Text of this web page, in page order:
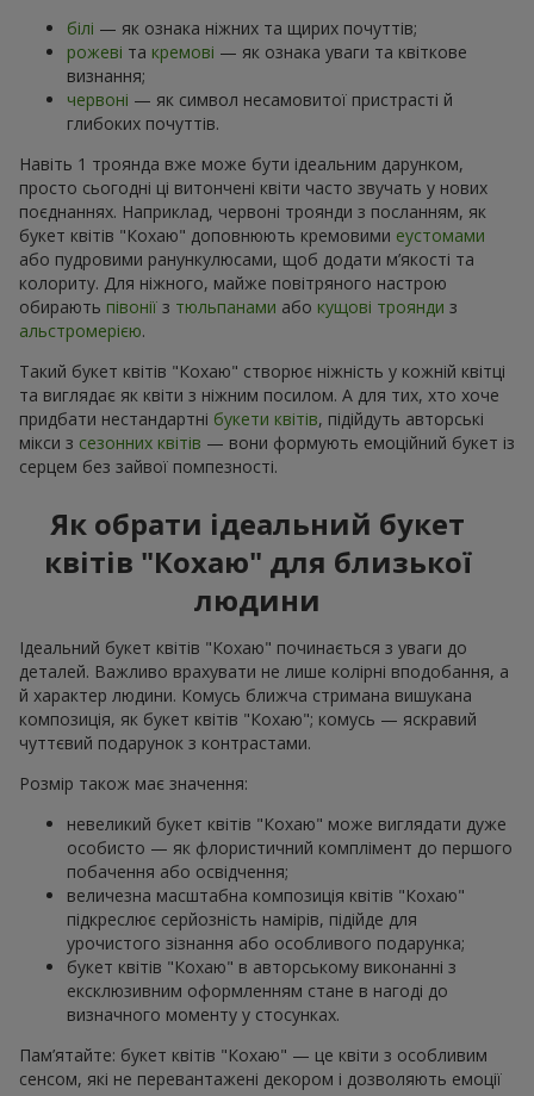
білі — як ознака ніжних та щирих почуттів;
рожеві та кремові — як ознака уваги та квіткове
визнання;
червоні — як символ несамовитої пристрасті й
глибоких почуттів.
Навіть 1 троянда вже може бути ідеальним дарунком,
просто сьогодні ці витончені квіти часто звучать у нових
поєднаннях. Наприклад, червоні троянди з посланням, як
букет квітів "Кохаю" доповнюють кремовими еустомами
або пудровими ранункулюсами, щоб додати м’якості та
колориту. Для ніжного, майже повітряного настрою
обирають півонії з тюльпанами або кущові троянди з
альстромерією.
Такий букет квітів "Кохаю" створює ніжність у кожній квітці
та виглядає як квіти з ніжним посилом. А для тих, хто хоче
придбати нестандартні букети квітів, підійдуть авторські
мікси з сезонних квітів — вони формують емоційний букет із
серцем без зайвої помпезності.
Як обрати ідеальний букет
квітів "Кохаю" для близької
людини
Ідеальний букет квітів "Кохаю" починається з уваги до
деталей. Важливо врахувати не лише колірні вподобання, а
й характер людини. Комусь ближча стримана вишукана
композиція, як букет квітів "Кохаю"; комусь — яскравий
чуттєвий подарунок з контрастами.
Розмір також має значення:
невеликий букет квітів "Кохаю" може виглядати дуже
особисто — як флористичний комплімент до першого
побачення або освідчення;
величезна масштабна композиція квітів "Кохаю"
підкреслює серйозність намірів, підійде для
урочистого зізнання або особливого подарунка;
букет квітів "Кохаю" в авторському виконанні з
ексклюзивним оформленням стане в нагоді до
визначного моменту у стосунках.
Пам’ятайте: букет квітів "Кохаю" — це квіти з особливим
сенсом, які не перевантажені декором і дозволяють емоції